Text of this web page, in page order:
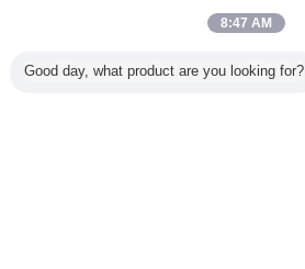
8:47 AM
Good day, what product are you looking for?